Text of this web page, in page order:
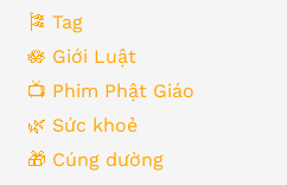
🎏 Tag
🪷 Giới Luật
📺 Phim Phật Giáo
🌿️ Sức khoẻ
🎁️ Cúng dường